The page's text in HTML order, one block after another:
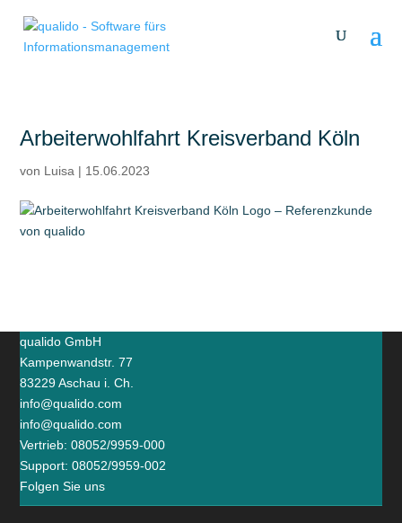
Arbeiterwohlfahrt Kreisverband Köln
von Luisa | 15.06.2023
qualido GmbH
Kampenwandstr. 77
83229 Aschau i. Ch.
info@qualido.com
info@qualido.com
Vertrieb: 08052/9959-000
Support: 08052/9959-002
Folgen Sie uns